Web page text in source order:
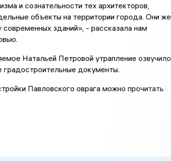
и сознательности тех архитекторов,
объекты на территории города. Они же
зданий», - рассказала нам
Натальей Петровой утрапление озвучило
градостроительные документы.
Павловского оврага можно прочитать